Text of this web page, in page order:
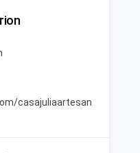
casajuliaartesan